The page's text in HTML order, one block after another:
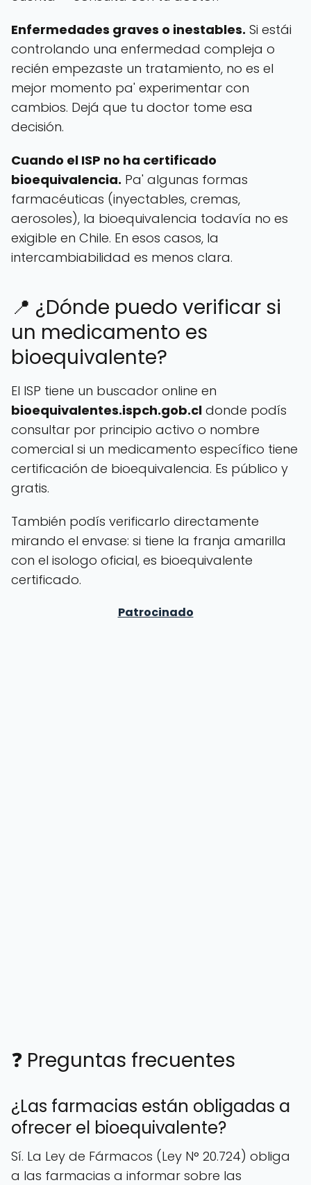
Enfermedades graves o inestables. Si estái
controlando una enfermedad compleja o
recién empezaste un tratamiento, no es el
mejor momento pa' experimentar con
cambios. Dejá que tu doctor tome esa
decisión.
Cuando el ISP no ha certificado
bioequivalencia. Pa' algunas formas
farmacéuticas (inyectables, cremas,
aerosoles), la bioequivalencia todavía no es
exigible en Chile. En esos casos, la
intercambiabilidad es menos clara.
📍 ¿Dónde puedo verificar si
un medicamento es
bioequivalente?
El ISP tiene un buscador online en
bioequivalentes.ispch.gob.cl donde podís
consultar por principio activo o nombre
comercial si un medicamento específico tiene
certificación de bioequivalencia. Es público y
gratis.
También podís verificarlo directamente
mirando el envase: si tiene la franja amarilla
con el isologo oficial, es bioequivalente
certificado.
❓ Preguntas frecuentes
¿Las farmacias están obligadas a
ofrecer el bioequivalente?
Sí. La Ley de Fármacos (Ley N° 20.724) obliga
a las farmacias a informar sobre las